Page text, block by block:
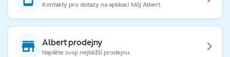
Kontakty pro dotazy na aplikaci Můj Albert.
Albert prodejny
Najděte svoji nejbližší prodejnu.